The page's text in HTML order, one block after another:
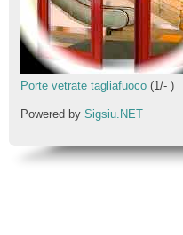
Porte vetrate tagliafuoco (1/- )
Powered by Sigsiu.NET